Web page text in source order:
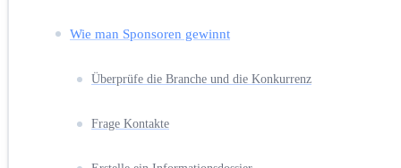
Wie man Sponsoren gewinnt
Überprüfe die Branche und die Konkurrenz
Frage Kontakte